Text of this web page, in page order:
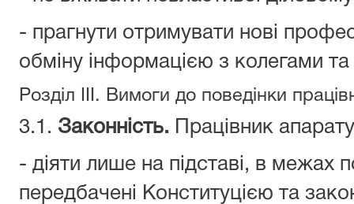
- прагнути отримувати нові
обміну інформацією з колегами
Розділ III. Вимоги до поведінки
3.1. Законність.
Працівник
- діяти лише на підставі, в межах
передбачені Конституцією та